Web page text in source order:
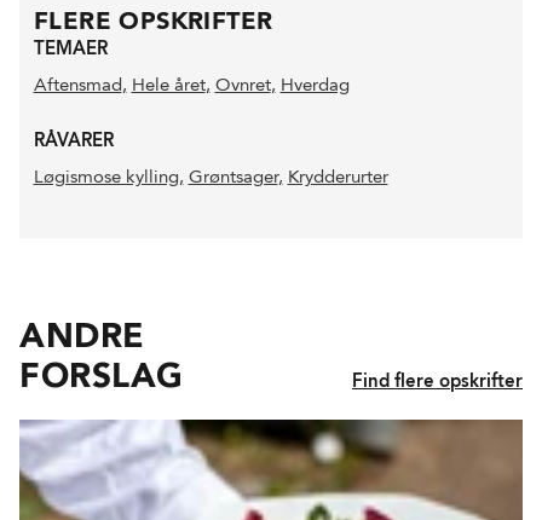
FLERE OPSKRIFTER
TEMAER
Aftensmad, Hele året, Ovnret, Hverdag
RÅVARER
Løgismose kylling, Grøntsager, Krydderurter
ANDRE
FORSLAG
Find flere opskrifter